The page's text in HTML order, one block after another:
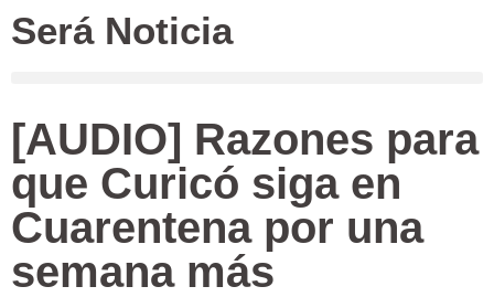
Será Noticia
[AUDIO] Razones para
que Curicó siga en
Cuarentena por una
semana más